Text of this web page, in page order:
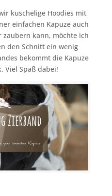
kuschelige Hoodies mit
einfachen Kapuze auch
kann, möchte ich
den Schnitt ein wenig
bekommt die Kapuze
Viel Spaß dabei!